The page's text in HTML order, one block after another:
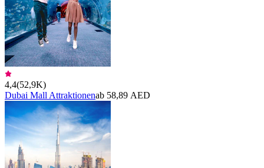
4,4(52,9K)
Dubai Mall Attraktionenab 58,89 AED